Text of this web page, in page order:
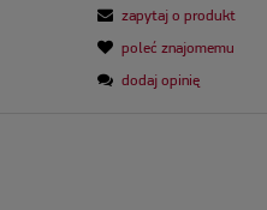
zapytaj o produkt
poleć znajomemu
dodaj opinię